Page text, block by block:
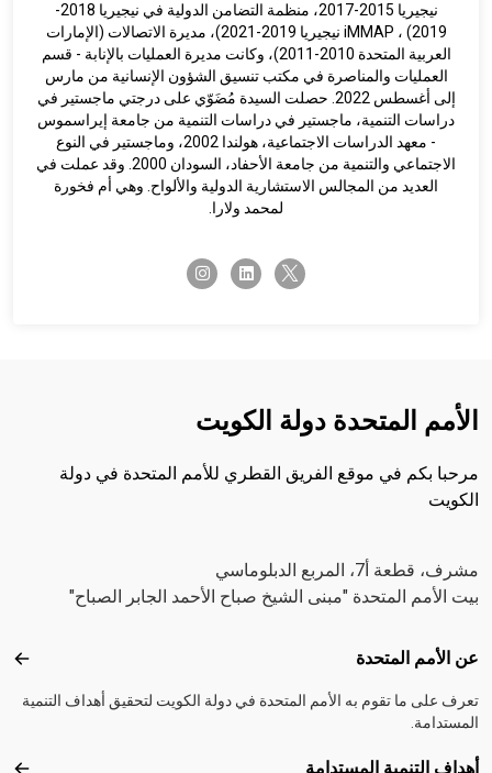
نيجيريا 2015-2017، منظمة التضامن الدولية في نيجيريا 2018-
2019) ، iMMAP نيجيريا 2019-2021)، مديرة الاتصالات (الإمارات
العربية المتحدة 2010-2011)، وكانت مديرة العمليات بالإنابة - قسم
العمليات والمناصرة في مكتب تنسيق الشؤون الإنسانية من مارس
إلى أغسطس 2022. حصلت السيدة مُضَوّي على درجتي ماجستير في
دراسات التنمية، ماجستير في دراسات التنمية من جامعة إيراسموس
- معهد الدراسات الاجتماعية، هولندا 2002، وماجستير في النوع
الاجتماعي والتنمية من جامعة الأحفاد، السودان 2000. وقد عملت في
العديد من المجالس الاستشارية الدولية والألواح. وهي أم فخورة
لمحمد ولارا.
twitter-x
linkedin
instagram
الأمم المتحدة دولة الكويت
مرحبا بكم في موقع الفريق القطري للأمم المتحدة في دولة
الكويت
مشرف، قطعة أ7، المربع الدبلوماسي
بيت الأمم المتحدة "مبنى الشيخ صباح الأحمد الجابر الصباح"
Footer menu
عن الأمم المتحدة عن
تعرف على ما تقوم به الأمم المتحدة في دولة الكويت لتحقيق أهداف التنمية
المستدامة.
أهداف التنمية المستدامة